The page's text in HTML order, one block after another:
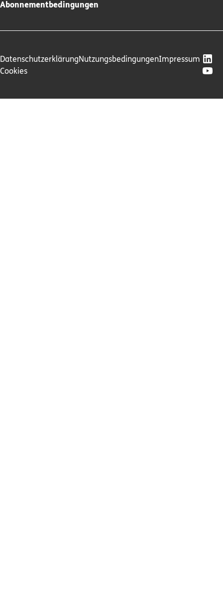
Abonnementbedingungen
DatenschutzerklärungNutzungsbedingungenImpressum
Cookies